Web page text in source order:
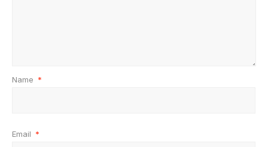
Name *
Email *